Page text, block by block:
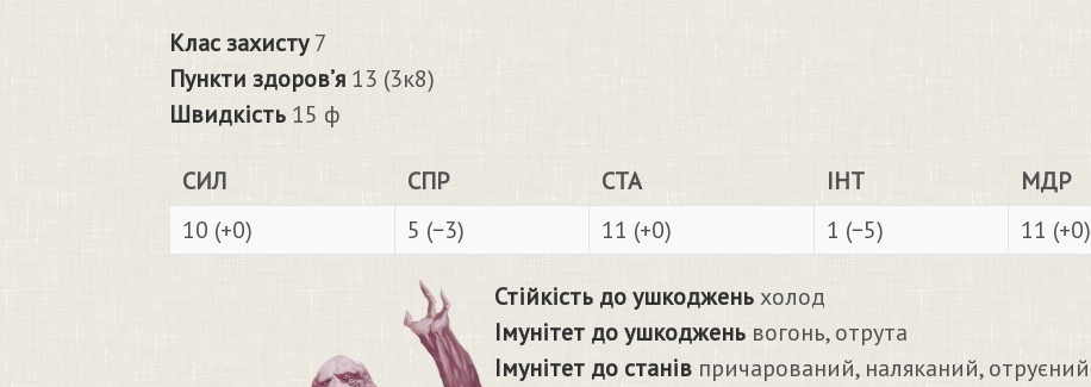
Клас захисту7
Пункти здоров’я 13 (3к8)
Швидкість 15 ф
СИЛ СПР СТА ІНТ МДР
10 (+0)
5 (−3) 11 (+0) 1 (−5) 11 (+0)
Стійкість до ушкодженьхолод
Імунітет до ушкодженьвогонь, отрута
Імунітет до станівпричарований, наляканий, отруєний